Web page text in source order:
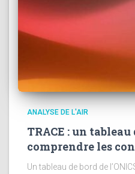
ANALYSE DE L'AIR
TRACE : un
comprendre les
Un tableau de bord de